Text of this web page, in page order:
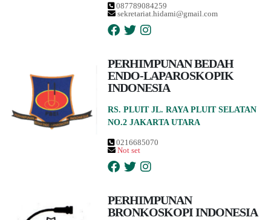
087789084259
sekretariat.hidami@gmail.com
PERHIMPUNAN BEDAH
ENDO-LAPAROSKOPIK
INDONESIA
RS. PLUIT JL. RAYA PLUIT SELATAN
NO.2 JAKARTA UTARA
0216685070
Not set
PERHIMPUNAN
BRONKOSKOPI INDONESIA